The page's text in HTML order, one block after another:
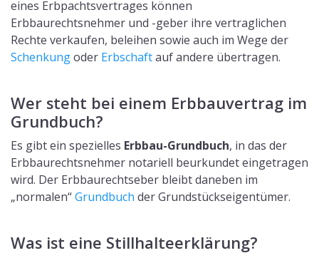
eines Erbpachtsvertrages können
Erbbaurechtsnehmer und -geber ihre vertraglichen
Rechte verkaufen, beleihen sowie auch im Wege der
Schenkungoder Erbschaftauf andere übertragen.
Wer steht bei einem Erbbauvertrag im
Grundbuch?
Es gibt ein spezielles Erbbau-Grundbuch, in das der
Erbbaurechtsnehmer notariell beurkundet eingetragen
wird. Der Erbbaurechtseber bleibt daneben im
„normalen“Grundbuch der Grundstückseigentümer.
Was ist eine Stillhalteerklärung?